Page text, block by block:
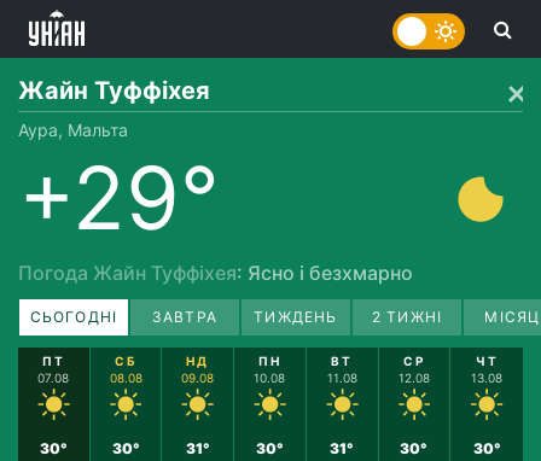
Жайн Туффіхея
Аура, Мальта
+29°
Погода Жайн Туффіхея: Ясно і безхмарно
СЬОГОДНІ ЗАВТРА ТИЖДЕНЬ 2 ТИЖНІ
ПТ
07.08
30°
СБ
08.08
30°
НД
09.08
31°
ПН
10.08
30°
ВТ
11.08
31°
СР
12.08
30°
ЧТ
13.08
30°